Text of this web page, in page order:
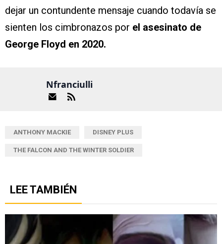
dejar un contundente mensaje cuando todavía se
sienten los cimbronazos por el asesinato de
George Floyd en 2020.
Nfranciulli
ANTHONY MACKIE DISNEY PLUS
THE FALCON AND THE WINTER SOLDIER
LEE TAMBIÉN